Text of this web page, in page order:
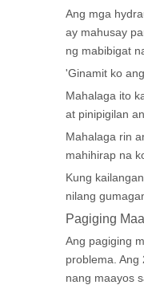
Ang mga
ay mahusay
ng mabibigat
'Ginamit ko
Mahalaga ito
at pinipigilan
Mahalaga rin
mahihirap na
Kung
nilang
Pagiging
Ang pagiging
problema.
nang maayos